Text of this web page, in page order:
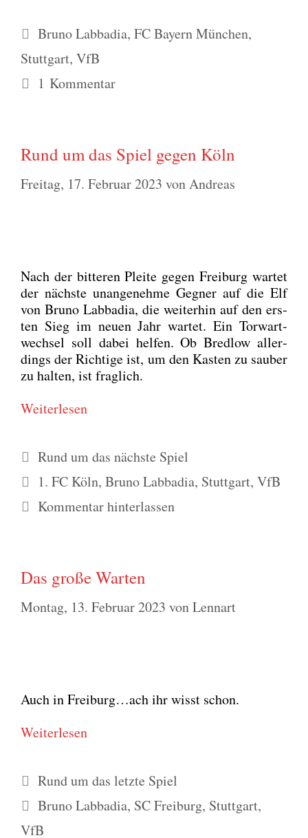
Schlagwörter
Bruno Labbadia, FC Bayern München,
Stuttgart, VfB
1 Kommentar
Rund um das Spiel gegen Köln
Freitag, 17. Februar 2023 vonAndreas
Nach der bit­te­ren Plei­te gegen Frei­burg war­tet
der nächs­te unan­ge­neh­me Geg­ner auf die Elf
von Bru­no Lab­ba­dia, die wei­ter­hin auf den ers­
ten Sieg im neu­en Jahr war­tet. Ein Tor­wart­
wech­sel soll dabei hel­fen. Ob Bred­low aller­
dings der Rich­ti­ge ist, um den Kas­ten zu sau­ber
zu hal­ten, ist frag­lich.
Wei­ter­le­sen
Kategorien
Rund um das nächste Spiel
Schlagwörter
1. FC Köln, Bruno Labbadia, Stuttgart, VfB
Kommentar hinterlassen
Das große Warten
Montag, 13. Februar 2023 vonLennart
Auch in Freiburg…ach ihr wisst schon.
Wei­ter­le­sen
Kategorien
Rund um das letzte Spiel
Schlagwörter
Bruno Labbadia, SC Freiburg, Stuttgart,
VfB